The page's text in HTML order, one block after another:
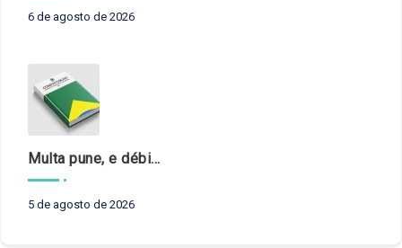
6 de agosto de 2026
Multa pune, e débito recompõe. § 3º do art. 71 da Constituição: um problema de legística formal
5 de agosto de 2026